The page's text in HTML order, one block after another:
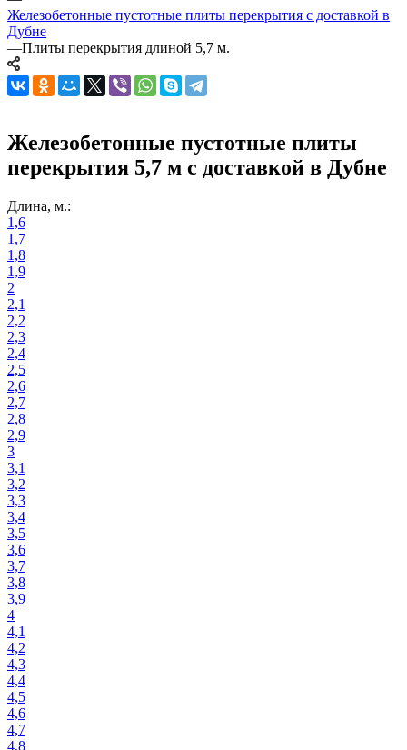
Железобетонные пустотные плиты перекрытия с доставкой в
Дубне
—Плиты перекрытия длиной 5,7 м.
Железобетонные пустотные плиты
перекрытия 5,7 м с доставкой в Дубне
Длина, м.:
1,6
1,7
1,8
1,9
2
2,1
2,2
2,3
2,4
2,5
2,6
2,7
2,8
2,9
3
3,1
3,2
3,3
3,4
3,5
3,6
3,7
3,8
3,9
4
4,1
4,2
4,3
4,4
4,5
4,6
4,7
4,8